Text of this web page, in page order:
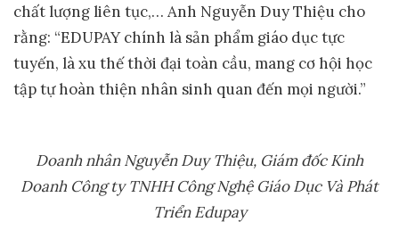
chất lượng liên tục,… Anh Nguyễn Duy Thiệu cho
rằng: “EDUPAY chính là sản phẩm giáo dục tực
tuyến, là xu thế thời đại toàn cầu, mang cơ hội học
tập tự hoàn thiện nhân sinh quan đến mọi người.”
Doanh nhân Nguyễn Duy Thiệu, Giám đốc Kinh
Doanh Công ty TNHH Công Nghệ Giáo Dục Và Phát
Triển Edupay